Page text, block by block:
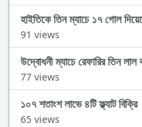
হাইতিকে তিন ম্যাচে ১৭ গোল
91 views
উদ্বোধনী ম্যাচে রেফারির তিন
77 views
১০৭ শতাংশ লাভে ৪টি ফ্ল্যাট বিক্রি
65 views